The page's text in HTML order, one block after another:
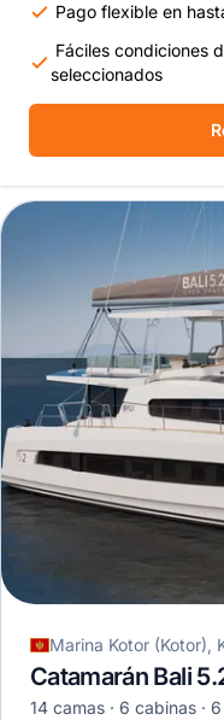
Pago flexible en
Fáciles condiciones
seleccionados
Marina Kotor (Kotor),
Catamarán Bali
14 camas 6 cabinas 6